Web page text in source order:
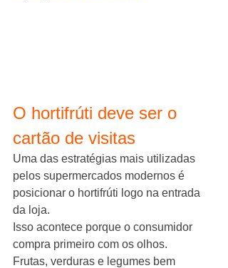
O hortifrúti deve ser o
cartão de visitas
Uma das estratégias mais utilizadas
pelos supermercados modernos é
posicionar o hortifrúti logo na entrada
da loja.
Isso acontece porque o consumidor
compra primeiro com os olhos.
Frutas, verduras e legumes bem